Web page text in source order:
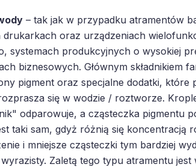
– tak jak w przypadku atramentów
drukarkach oraz urządzeniach
systemach produkcyjnych o wysokiej
biznesowych. Głównym składnikiem
pigment oraz specjalne dodatki, które
się w wodzie / roztworze.
odparowuje, a cząsteczka pigmentu
taki sam, gdyż różnią się koncentracją
i mniejsze cząsteczki tym bardziej
Zaletą tego typu atramentu